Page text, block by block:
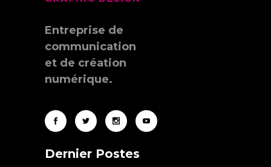
Entreprise de
communication
et de création
numérique.
Dernier Postes